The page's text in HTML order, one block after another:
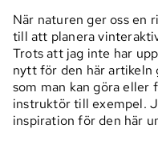
När naturen ger oss en
till att planera
Trots att jag inte har
nytt för den här artikeln
som man kan göra eller
instruktör till exempel.
inspiration för den här